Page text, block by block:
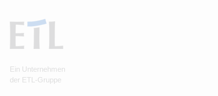
Ein Unternehmen
der ETL-Gruppe